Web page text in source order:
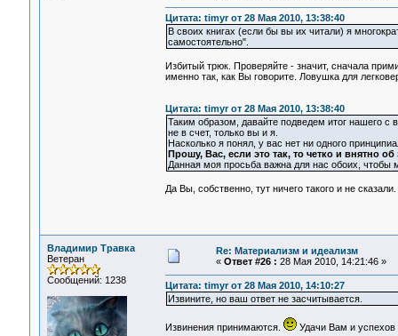
Цитата: timyr от 28 Мая 2010, 13:38:40
В своих книгах (если бы вы их читали) я
самостоятельно".
Избитый трюк. Проверяйте - значит, сначала
именно так, как Вы говорите. Ловушка для
Цитата: timyr от 28 Мая 2010, 13:38:40
Таким образом, давайте подведем итог нашего с
не в счет, только вы и я.
Насколько я понял, у вас нет ни одного
Прошу, Вас, если это так, то четко и внятно об
Данная моя просьба важна для нас обоих,
Да Вы, собственно, тут ничего такого и не
Владимир Травка
Ветеран
Сообщений: 1238
Re: Материализм и идеализм
« Ответ #26 : 28 Мая 2010, 14:21:46 »
Цитата: timyr от 28 Мая 2010, 14:10:27
Извините, но ваш ответ не засчитывается.
Извинения принимаются. Удачи Вам и успехов